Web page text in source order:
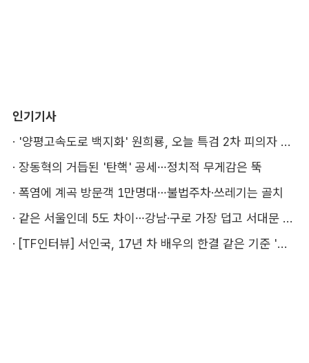
인기기사
·
'양평고속도로 백지화' 원희룡, 오늘 특검 2차 피의자 조사
· 장동혁의 거듭된 '탄핵' 공세…정치적 무게감은 뚝
· 폭염에 계곡 방문객 1만명대…불법주차·쓰레기는 골치
·
같은 서울인데 5도 차이…강남·구로 가장 덥고 서대문 낫다
·
[TF인터뷰] 서인국, 17년 차 배우의 한결 같은 기준 '성장'